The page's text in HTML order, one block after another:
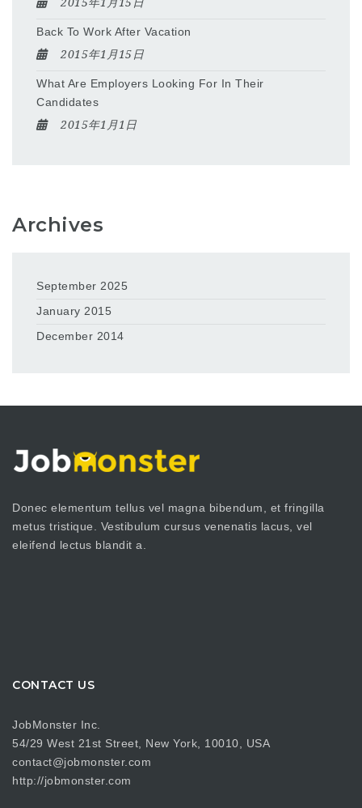
Back To Work After Vacation
2015年1月15日
What Are Employers Looking For In Their
Candidates
2015年1月1日
Archives
September 2025
January 2015
December 2014
Donec elementum tellus vel magna bibendum, et fringilla
metus tristique. Vestibulum cursus venenatis lacus, vel
eleifend lectus blandit a.
CONTACT US
JobMonster Inc.
54/29 West 21st Street, New York, 10010, USA
contact@jobmonster.com
http://jobmonster.com